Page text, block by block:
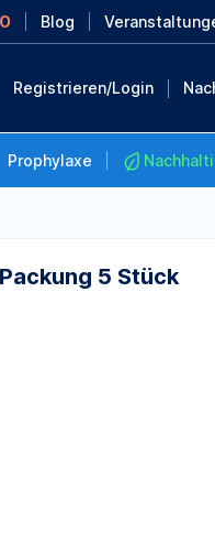
Blog
Registrieren/Login
Prophylaxe
5 Stück